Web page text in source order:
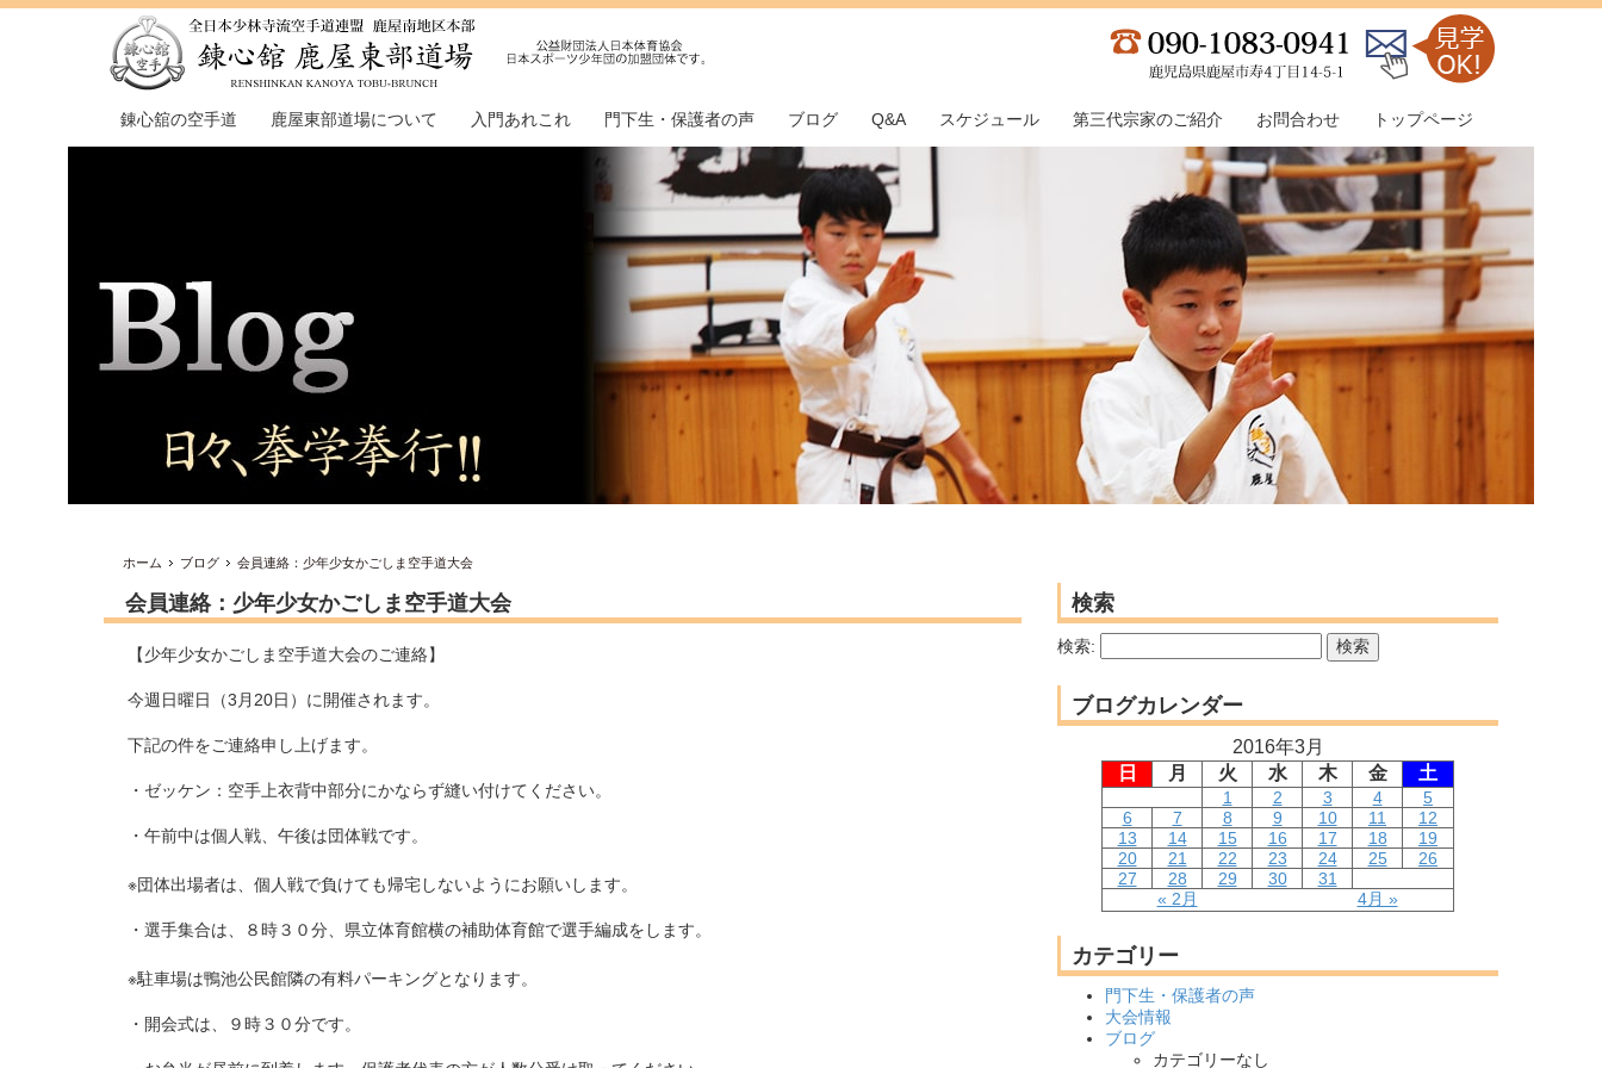
錬心舘の空手道 鹿屋東部道場について 入門あれこれ 門下生・保護者の声 ブログ Q&A スケジュール 第三代宗家のご紹介 お問合わせ トップページ
ホーム ブログ 会員連絡：少年少女かごしま空手道大会
会員連絡：少年少女かごしま空手道大会
【少年少女かごしま空手道大会のご連絡】
今週日曜日（3月20日）に開催されます。
下記の件をご連絡申し上げます。
・ゼッケン：空手上衣背中部分にかならず縫い付けてください。
・午前中は個人戦、午後は団体戦です。
※団体出場者は、個人戦で負けても帰宅しないようにお願いします。
・選手集合は、８時３０分、県立体育館横の補助体育館で選手編成をします。
※駐車場は鴨池公民館隣の有料パーキングとなります。
・開会式は、９時３０分です。
検索
検索:
ブログカレンダー
2016年3月
日
月 火 水 木 金 土
« 2月 4月 »
1 2 3 4
5
6
7 8 9 10 11
12
13
14 15 16 17 18
19
20
21 22 23 24 25
26
27
28 29 30 31
カテゴリー
門下生・保護者の声
大会情報
ブログ
カテゴリーなし